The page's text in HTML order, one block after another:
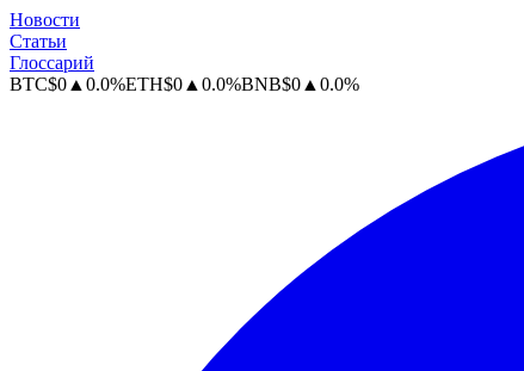
Новости
Статьи
Глоссарий
BTC$0 ▲ 0.0%ETH$0 ▲ 0.0%BNB$0 ▲ 0.0%